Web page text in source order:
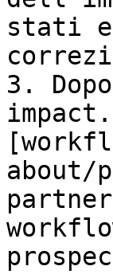
stati
3.
about/